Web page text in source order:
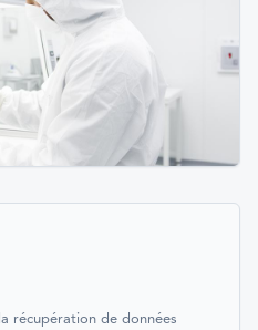
récupération de données